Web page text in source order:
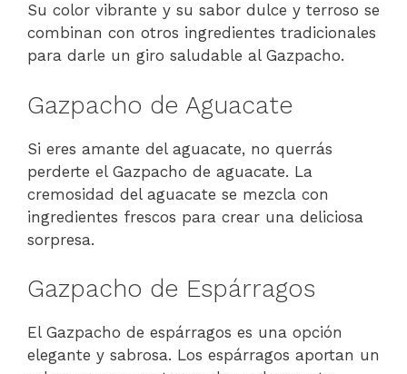
Su color vibrante y su sabor dulce y terroso se
combinan con otros ingredientes tradicionales
para darle un giro saludable al Gazpacho.
Gazpacho de Aguacate
Si eres amante del aguacate, no querrás
perderte el Gazpacho de aguacate. La
cremosidad del aguacate se mezcla con
ingredientes frescos para crear una deliciosa
sorpresa.
Gazpacho de Espárragos
El Gazpacho de espárragos es una opción
elegante y sabrosa. Los espárragos aportan un